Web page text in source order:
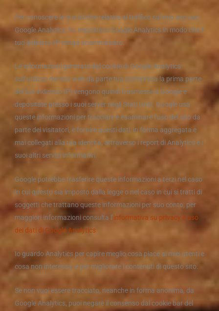
Per conoscere le statistiche relative al traffico sul mio sito uso
Google Analytics; ho impostato Google Analytics in modo che il
tuo indirizzo IP venga anonimizzato.
Le informazioni generate dal cookie di Google Analytics
sull’utilizzo del sito web da parte tua (compresa la prima parte
del tuo indirizzo IP) vengono quindi trasmesse a Google e
depositate presso i suoi server negli Stati Uniti. Google usa
queste informazioni per tracciare e esaminare l’uso del sito da
parte dei visitatori, e fornire questi dati, in forma aggregata e
mai collegati alla tua identità, attraverso i report di Analytics e i
suoi altri servizi informativi.
Google potrebbe trasferire queste informazioni a terzi nel caso
in cui questo sia imposto dalla legge o nel caso in cui si tratti di
soggetti che trattano queste informazioni per suo conto; per
maggiori informazioni consulta l’informativa su privacy e uso
dei dati di Google Analytics.
Io guardo Analytics per capire meglio cosa piace ai miei utenti e
cosa non interessa, e per migliorare i contenuti di questo sito.
Se non vuoi essere tracciato, neanche in forma anonima, da
Google Analytics, puoi negare il consenso dal cookie bar del